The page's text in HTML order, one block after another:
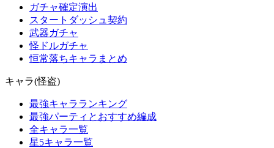
ガチャ確定演出
スタートダッシュ契約
武器ガチャ
怪ドルガチャ
恒常落ちキャラまとめ
キャラ(怪盗)
最強キャラランキング
最強パーティとおすすめ編成
全キャラ一覧
星5キャラ一覧